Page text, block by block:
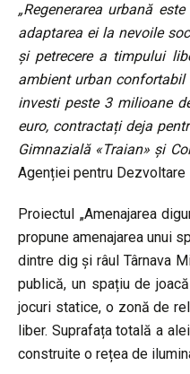
„Regenerarea urbană
adaptarea ei la nevoile
și petrecere a timpului
ambient urban
investi peste 3 milioane
euro, contractați deja
Gimnazială «Traian» și
Agenției pentru Dezvoltare
Proiectul „Amenajarea
propune amenajarea unui
dintre dig și râul Târnava
publică, un spațiu de
jocuri statice, o zonă de
liber. Suprafața totală a
construite o rețea de